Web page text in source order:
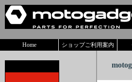
Home ショップご利用案内